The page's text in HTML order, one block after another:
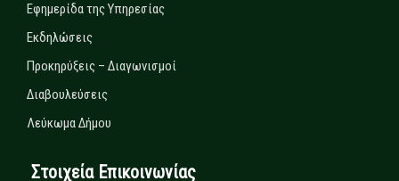
Εφημερίδα της Υπηρεσίας
Εκδηλώσεις
Προκηρύξεις – Διαγωνισμοί
Διαβουλεύσεις
Λεύκωμα Δήμου
Στοιχεία Επικοινωνίας